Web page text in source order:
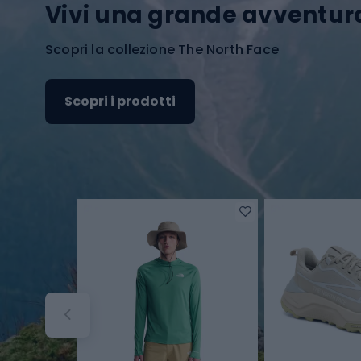
Vivi una grande
Scopri la collezione The North Face
Scopri i prodotti